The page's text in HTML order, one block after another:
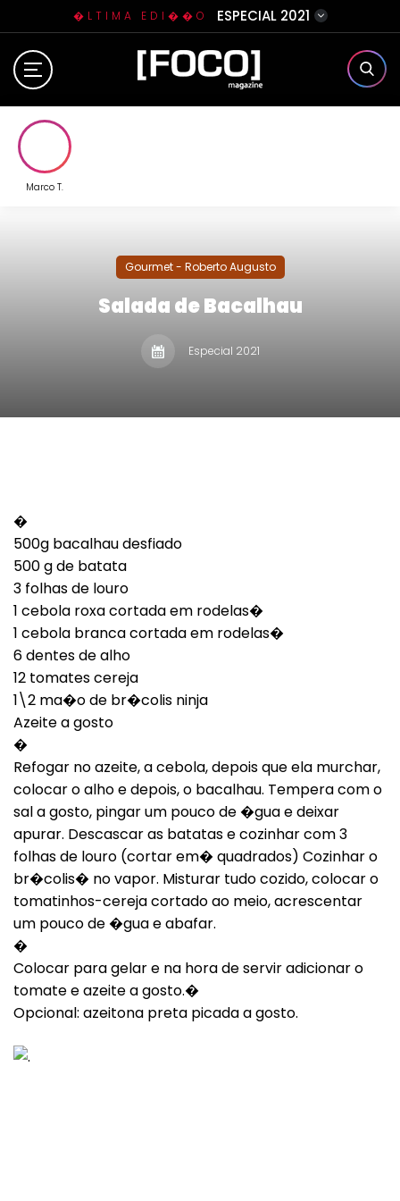
�LTIMA EDI��O ESPECIAL 2021
Home
Contato
Marco T.
Gourmet - Roberto Augusto
Salada de Bacalhau
Especial 2021
�
500g bacalhau desfiado
500 g de batata
3 folhas de louro
1 cebola roxa cortada em rodelas�
1 cebola branca cortada em rodelas�
6 dentes de alho
12 tomates cereja
1\2 ma�o de br�colis ninja
Azeite a gosto
�
Refogar no azeite, a cebola, depois que ela murchar,
colocar o alho e depois, o bacalhau. Tempera com o
sal a gosto, pingar um pouco de �gua e deixar
apurar. Descascar as batatas e cozinhar com 3
folhas de louro (cortar em� quadrados) Cozinhar o
br�colis� no vapor. Misturar tudo cozido, colocar o
tomatinhos-cereja cortado ao meio, acrescentar
um pouco de �gua e abafar.
�
Colocar para gelar e na hora de servir adicionar o
tomate e azeite a gosto.�
Opcional: azeitona preta picada a gosto.